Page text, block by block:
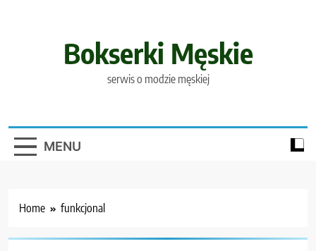
Bokserki Męskie
serwis o modzie męskiej
MENU
Home funkcjonal